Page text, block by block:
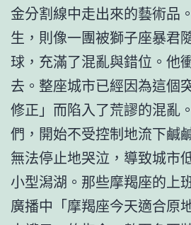
金分割線中走出來的藝術品
生，則像一團被獅子座暴君
球，充滿了混亂與錯位。他
去。整座城市已經因為這個
修正」而陷入了荒謬的混亂
們，開始不受控制地流下鹹
無法停止地哭泣，導致城市
小型潟湖。那些摩羯座的上
廣播中「摩羯座今天適合原